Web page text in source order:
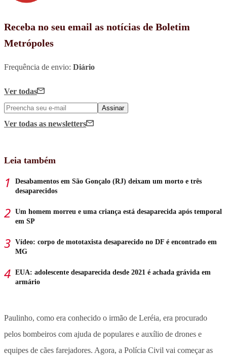
Receba no seu email as notícias de Boletim
Metrópoles
Frequência de envio: Diário
Ver todas
Assinar
Ver todas as newsletters
Leia também
Desabamentos em São Gonçalo (RJ) deixam um morto e três
desaparecidos
Um homem morreu e uma criança está desaparecida após temporal
em SP
Vídeo: corpo de mototaxista desaparecido no DF é encontrado em
MG
EUA: adolescente desaparecida desde 2021 é achada grávida em
armário
Paulinho, como era conhecido o irmão de Leréia, era procurado
pelos bombeiros com ajuda de populares e auxílio de drones e
equipes de cães farejadores. Agora, a Polícia Civil vai começar as